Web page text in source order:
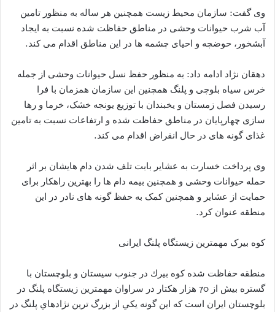
وی گفت: سازمان محیط زیست همچنین هر ساله به منظور تامین
آب شرب حیوانات وحشی در مناطق حفاظت شده نسبت به ایجاد
آبشخور، حوضچه و احیای چشمه ها در این مناطق اقدام می کند.
دهقان نژاد ادامه داد: به منظور حفظ نسل حیوانات وحشی از جمله
خرس سیاه بلوچی و پلنگ همچنین این سازمان همزمان با فرا
رسیدن فصل زمستان و یخبندان با توزیع یونجه خشک، خرما و رها
سازی چهارپایان در مناطق حفاظت شده و ارتفاعات نسبت به تامین
غذای گونه های در حال انقراض اقدام می کند.
وی پرداخت خسارت به عشایر بابت تلف شدن دام هایشان بر اثر
حمله حیوانات وحشی و همچنین بیمه دام ها را بهترین راهکار برای
حمایت از عشایر و همچنین کمک به حفظ گونه های نادر در این
منطقه عنوان کرد.
کوه بیرک مهمترین زیستگاه پلنگ ایرانی
منطقه حفاظت شده كوه بيرك در جنوب سیستان و بلوچستان با
گستره بيش از 70 هزار هكتار در سراوان مهمترين زيستگاه پلنگ در
بلوچستان ايران است كه اين گونه يكي از بزرگ ترين نژادهاي پلنگ در